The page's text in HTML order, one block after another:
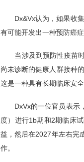
Dx&Vx认为，如果收集
有可能开发出一种预防癌症
当涉及到预防性疫苗时
尚未诊断的健康人群接种
这是一种具有长期临床安
DxVx的一位官员表示，
度）进行1b期和2期临床
益，然后在2027年左右完
作。